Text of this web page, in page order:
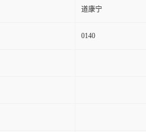
道康宁
0140